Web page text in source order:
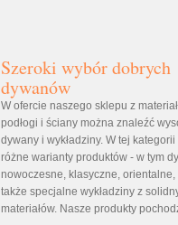
Szeroki wybór dobrych
dywanów
W ofercie naszego sklepu z
podłogi i ściany można znaleźć
dywany i wykładziny. W tej
różne warianty produktów - w tym
nowoczesne, klasyczne,
także specjalne wykładziny z
materiałów. Nasze produkty